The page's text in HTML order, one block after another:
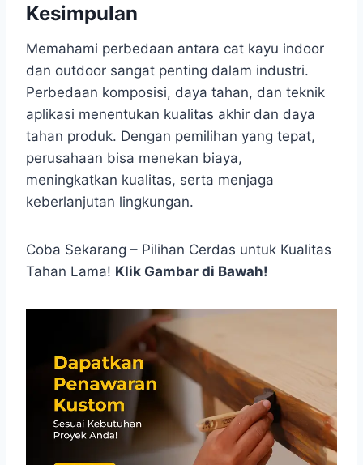
Kesimpulan
Memahami perbedaan antara cat kayu indoor
dan outdoor sangat penting dalam industri.
Perbedaan komposisi, daya tahan, dan teknik
aplikasi menentukan kualitas akhir dan daya
tahan produk. Dengan pemilihan yang tepat,
perusahaan bisa menekan biaya,
meningkatkan kualitas, serta menjaga
keberlanjutan lingkungan.
Coba Sekarang – Pilihan Cerdas untuk Kualitas
Tahan Lama! Klik Gambar di Bawah!